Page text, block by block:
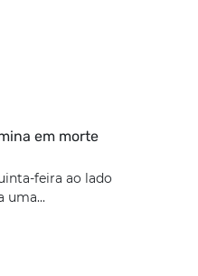
em morte
feira ao lado
uma...